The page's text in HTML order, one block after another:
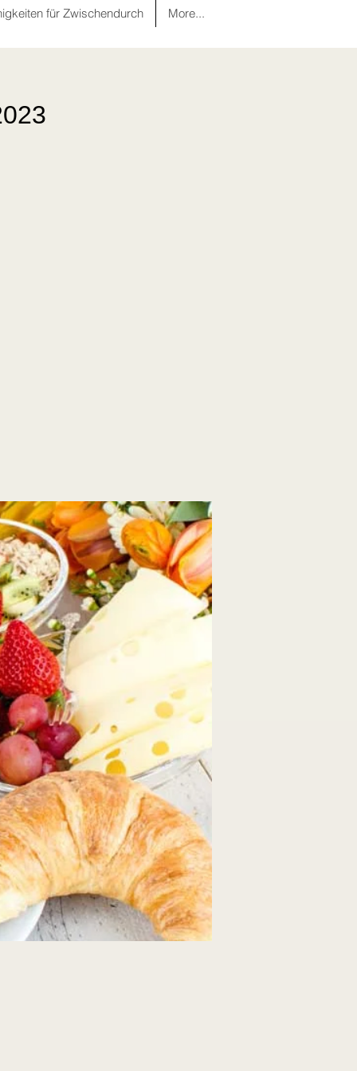
für Zwischendurch More...